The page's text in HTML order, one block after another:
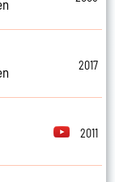
2017
2011